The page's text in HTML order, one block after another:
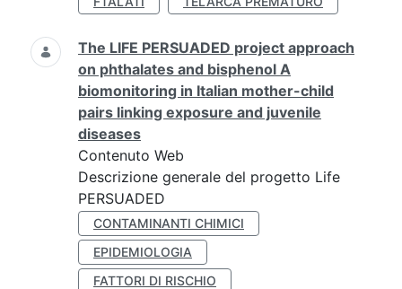
The LIFE PERSUADED project approach
on phthalates and bisphenol A
biomonitoring in Italian mother-child
pairs linking exposure and juvenile
diseases
Contenuto Web
Descrizione generale del progetto Life
PERSUADED
CONTAMINANTI CHIMICI
EPIDEMIOLOGIA
FATTORI DI RISCHIO